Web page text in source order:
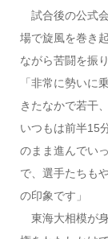
試合後の公式
場で旋風を巻き
ながら苦闘を振
「非常に勢いに
きたなかで若干
いつもは前半15
のまま進んでい
で、選手たちも
の印象です」
東海大相模が